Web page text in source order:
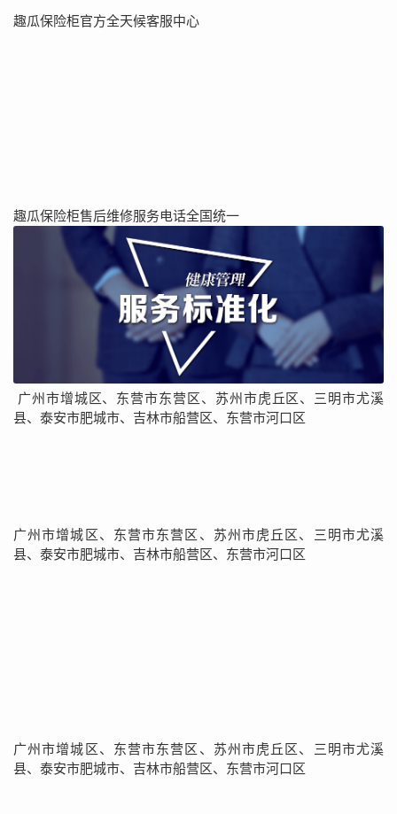
趣瓜保险柜官方全天候客服中心
趣瓜保险柜售后维修服务电话全国统一
广州市增城区、东营市东营区、苏州市虎丘区、三明市尤溪
县、泰安市肥城市、吉林市船营区、东营市河口区
广州市增城区、东营市东营区、苏州市虎丘区、三明市尤溪
县、泰安市肥城市、吉林市船营区、东营市河口区
广州市增城区、东营市东营区、苏州市虎丘区、三明市尤溪
县、泰安市肥城市、吉林市船营区、东营市河口区